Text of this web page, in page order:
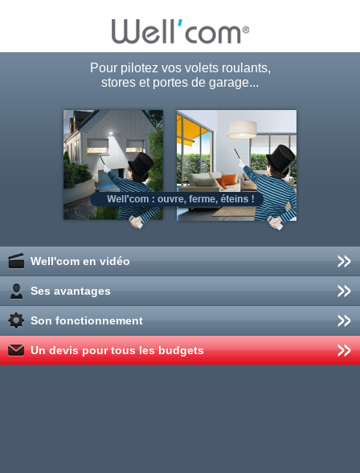
Pour pilotez vos volets roulants,
stores et portes de garage...
Well'com en vidéo
Ses avantages
Son fonctionnement
Un devis pour tous les budgets